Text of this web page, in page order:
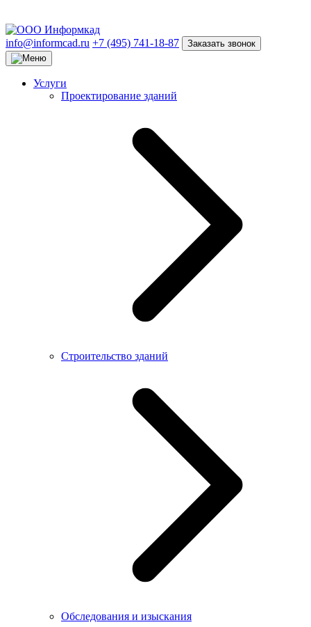
info@informcad.ru +7 (495) 741-18-87 Заказать звонок
Услуги
Проектирование зданий
Строительство зданий
Обследования и изыскания